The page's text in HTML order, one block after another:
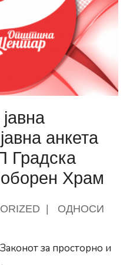
анкета
Градска
Храм
ОДНОСИ
за просторно и